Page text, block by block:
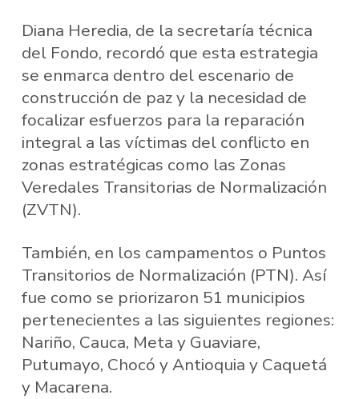
Diana Heredia, de la secretaría técnica
del Fondo, recordó que esta estrategia
se enmarca dentro del escenario de
construcción de paz y la necesidad de
focalizar esfuerzos para la reparación
integral a las víctimas del conflicto en
zonas estratégicas como las Zonas
Veredales Transitorias de Normalización
(ZVTN).
También, en los campamentos o Puntos
Transitorios de Normalización (PTN). Así
fue como se priorizaron 51 municipios
pertenecientes a las siguientes regiones:
Nariño, Cauca, Meta y Guaviare,
Putumayo, Chocó y Antioquia y Caquetá
y Macarena.